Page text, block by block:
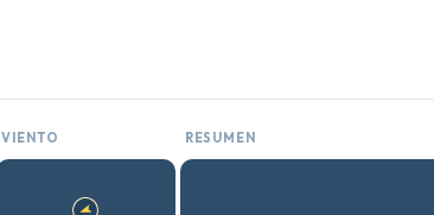
VIENTO RESUMEN